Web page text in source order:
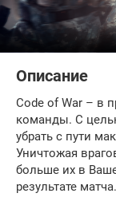
Описание
Code of War – в
команды. С
убрать с пути
Уничтожая
больше их в
результате матча.